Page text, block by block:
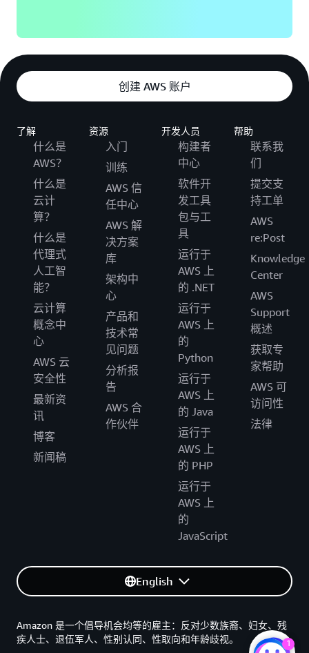
创建 AWS 账户
了解
什么是
AWS？
什么是
云计
算？
什么是
代理式
人工智
能？
云计算
概念中
心
AWS 云
安全性
最新资
讯
博客
新闻稿
资源
入门
训练
AWS 信
任中心
AWS 解
决方案
库
架构中
心
产品和
技术常
见问题
分析报
告
AWS 合
作伙伴
开发人员
构建者
中心
软件开
发工具
包与工
具
运行于
AWS 上
的 .NET
运行于
AWS 上
的
Python
运行于
AWS 上
的 Java
运行于
AWS 上
的 PHP
运行于
AWS 上
的
JavaScript
帮助
联系我
们
提交支
持工单
AWS
re:Post
Knowledge
Center
AWS
Support
概述
获取专
家帮助
AWS 可
访问性
法律
English
Amazon 是一个倡导机会均等的雇主：反对少数族裔、妇女、残
疾人士、退伍军人、性别认同、性取向和年龄歧视。
1